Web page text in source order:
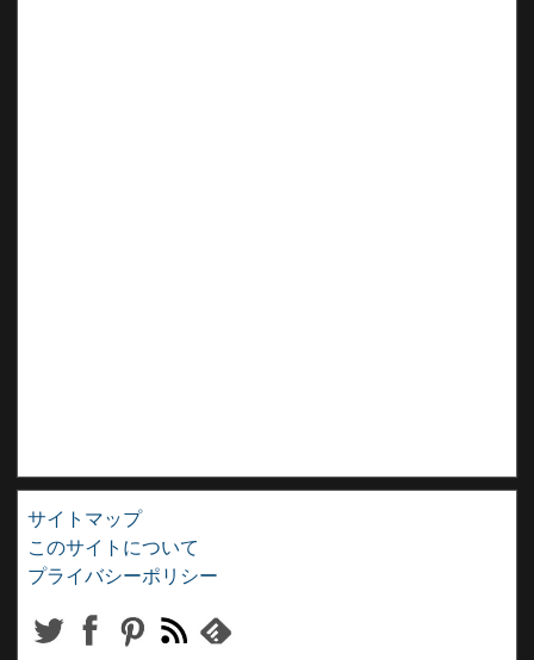
サイトマップ
このサイトについて
プライバシーポリシー